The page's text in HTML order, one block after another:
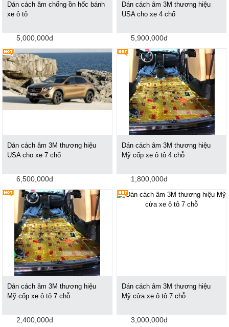
Dán cách âm chống ồn hốc bánh
xe ô tô
5,000,000đ
Dán cách âm 3M thương hiệu
USA cho xe 4 chổ
5,900,000đ
Dán cách âm 3M thương hiệu
USA cho xe 7 chổ
6,500,000đ
Dán cách âm 3M thương hiệu
Mỹ cốp xe ô tô 4 chỗ
1,800,000đ
Dán cách âm 3M thương hiệu
Mỹ cốp xe ô tô 7 chỗ
2,400,000đ
Dán cách âm 3M thương hiệu
Mỹ cửa xe ô tô 7 chỗ
3,000,000đ